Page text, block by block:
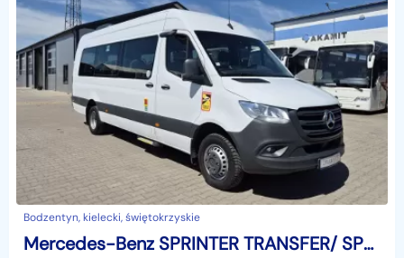
Bodzentyn, kielecki, świętokrzyskie
Mercedes-Benz SPRINTER TRANSFER/ SPROWADZONY/ 69 000 KM